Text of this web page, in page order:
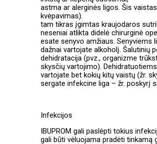
astma ar alerginės ligos. Šis
kvėpavimas).
tam tikras įgimtas kraujodaros
neseniai atlikta didelė chirurginė
esate senyvo amžiaus. Senyviems
dažnai vartojate alkoholį. Šalutinių
dehidratacija (pvz., organizme
skysčių vartojimo).
vartojate bet kokių kitų vaistų (žr.
sergate infekcine liga – žr. poskyrį
Infekcijos
IBUPROM gali paslėpti tokius
gali būti vėluojama pradėti tinkamą